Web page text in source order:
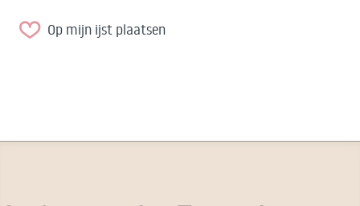
Op mijn ijst plaatsen